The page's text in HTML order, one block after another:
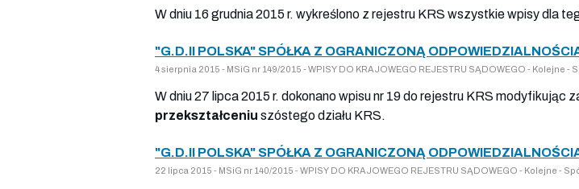
W dniu 16 grudnia 2015 r. wykreślono z rejestru KRS wszystkie wpisy dla
"G.D.II POLSKA" SPÓŁKA Z OGRANICZONĄ
4 sierpnia 2015 - MSiG nr 149/2015 - WPISY DO KRAJOWEGO REJESTRU SĄDOWEGO - Kolejne
W dniu 27 lipca 2015 r. dokonano wpisu nr 19 do rejestru KRS modyfikując
przekształceniu szóstego działu KRS.
"G.D.II POLSKA" SPÓŁKA Z OGRANICZONĄ
22 lipca 2015 - MSiG nr 140/2015 - WPISY DO KRAJOWEGO REJESTRU SĄDOWEGO - Kolejne -